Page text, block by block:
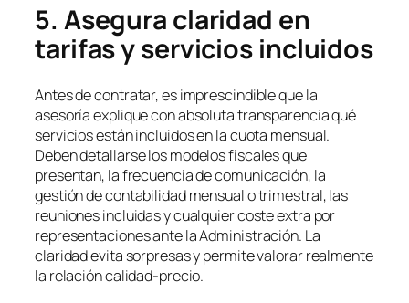
5. Asegura claridad en
tarifas y servicios incluidos
Antes de contratar, es imprescindible que la
asesoría explique con absoluta transparencia qué
servicios están incluidos en la cuota mensual.
Deben detallarse los modelos fiscales que
presentan, la frecuencia de comunicación, la
gestión de contabilidad mensual o trimestral, las
reuniones incluidas y cualquier coste extra por
representaciones ante la Administración. La
claridad evita sorpresas y permite valorar realmente
la relación calidad-precio.